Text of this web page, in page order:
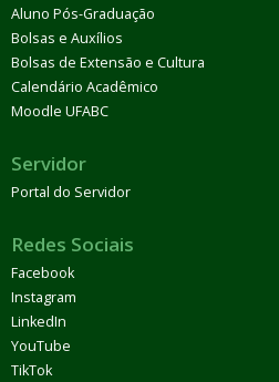
Aluno Pós-Graduação
Bolsas e Auxílios
Bolsas de Extensão e Cultura
Calendário Acadêmico
Moodle UFABC
Servidor
Portal do Servidor
Redes Sociais
Facebook
Instagram
LinkedIn
YouTube
TikTok